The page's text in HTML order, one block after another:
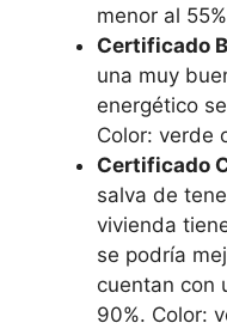
menor al
Certificado
una muy
energético
Color: verde
Certificado
salva de
vivienda
se podría
cuentan con
90%. Color: